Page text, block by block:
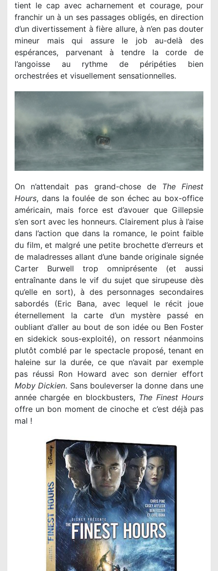
tient le cap avec acharnement et courage, pour
franchir un à un ses passages obligés, en direction
d’un divertissement à fière allure, à n’en pas douter
mineur mais qui assure le job au-delà des
espérances, parvenant à tendre la corde de
l’angoisse au rythme de péripéties bien
orchestrées et visuellement sensationnelles.
On n’attendait pas grand-chose de The Finest
Hours, dans la foulée de son échec au box-office
américain, mais force est d’avouer que Gillepsie
s’en sort avec les honneurs. Clairement plus à l’aise
dans l’action que dans la romance, le point faible
du film, et malgré une petite brochette d’erreurs et
de maladresses allant d’une bande originale signée
Carter Burwell trop omniprésente (et aussi
entraînante dans le vif du sujet que sirupeuse dès
qu’elle en sort), à des personnages secondaires
sabordés (Eric Bana, avec lequel le récit joue
éternellement la carte d’un mystère passé en
oubliant d’aller au bout de son idée ou Ben Foster
en sidekick sous-exploité), on ressort néanmoins
plutôt comblé par le spectacle proposé, tenant en
haleine sur la durée, ce que n’avait par exemple
pas réussi Ron Howard avec son dernier effort
Moby Dickien. Sans bouleverser la donne dans une
année chargée en blockbusters, The Finest Hours
offre un bon moment de cinoche et c’est déjà pas
mal !